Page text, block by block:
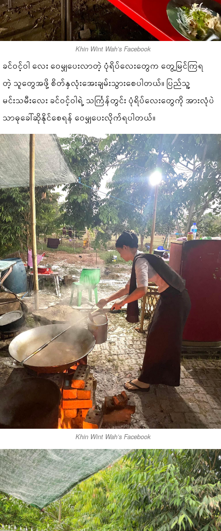
Khin Wint Wah’s Facebook
ခင်ဝင့်ဝါ လေး ဝေမျှပေးလာတဲ့ ပုံရိပ်လေးတွေက တွေ့မြင်ကြရ
တဲ့ သူတွေအဖို့ စိတ်နှလုံးအေးချမ်းသွားစေပါတယ်။ ပြည်သူ့
မင်းသမီးလေး ခင်ဝင့်ဝါရဲ့ သင်္ကြန်တွင်း ပုံရိပ်လေးတွေကို အားလုံပဲ
သာဓုခေါ်ဆိုနိုင်စေရန် ဝေမျှပေးလိုက်ရပါတယ်။
Khin Wint Wah’s Facebook